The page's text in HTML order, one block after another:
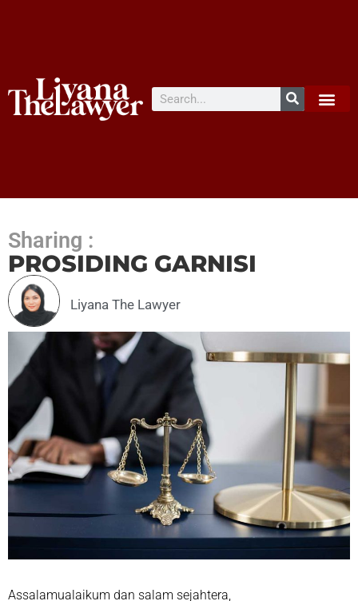
Sharing :
PROSIDING GARNISI
Liyana The Lawyer
Assalamualaikum dan salam sejahtera,